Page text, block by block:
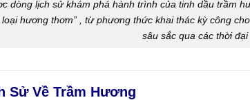
dòng lịch sử khám phá hành trình của tinh dầu trầm
loại hương thơm” , từ phương thức khai thác kỳ công
sâu sắc qua các thời đại
Sử Về Trầm Hương